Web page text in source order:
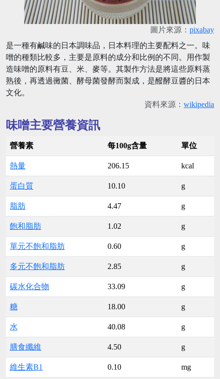
圖片來源： pixabay
是一種有鹹味的日本調味品，日本料理的主要配料之一。味
噌的種類比較多，主要是原料的成分和比例的不同。用作製
造味噌的原料有豆、米、麥等。其製作方法是將這些原料蒸
熟後，再透過黴菌、酵母菌發酵而製成，是醱酵豆醬的日本
文化。
資料來源： wikipedia
味噌主要營養資訊
營養素 每100g含量 單位
熱量 206.15 kcal
蛋白質 10.10 g
脂肪 4.47 g
飽和脂肪 1.02 g
單元不飽和脂肪 0.60 g
多元不飽和脂肪 2.85 g
碳水化合物 33.09 g
糖 18.00 g
水 40.08 g
膳食纖維 4.50 g
維生素B1 0.10 mg